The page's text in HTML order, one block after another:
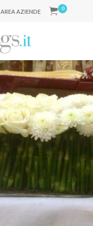
AREA AZIENDE 0